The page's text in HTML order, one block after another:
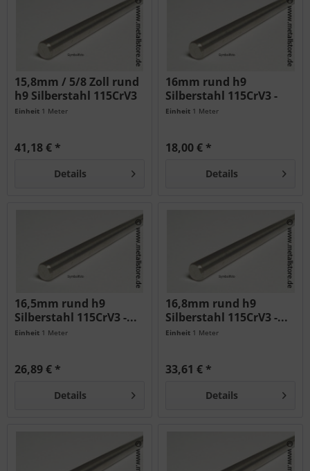
15,8mm / 5/8 Zoll rund
h9 Silberstahl 115CrV3
-...
Einheit 1 Meter
41,18 € *
Details
16mm rund h9
Silberstahl 115CrV3 -
geschliffen...
Einheit 1 Meter
18,00 € *
Details
16,5mm rund h9
Silberstahl 115CrV3 -...
Einheit 1 Meter
26,89 € *
Details
16,8mm rund h9
Silberstahl 115CrV3 -...
Einheit 1 Meter
33,61 € *
Details